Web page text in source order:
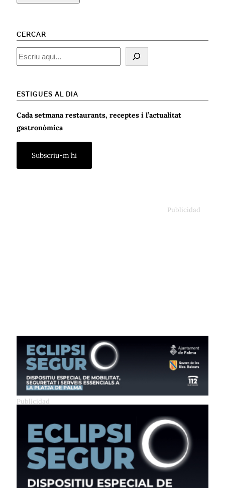
CERCAR
Cercar
ESTIGUES AL DIA
Cada setmana restaurants, receptes i l’actualitat
gastronòmica